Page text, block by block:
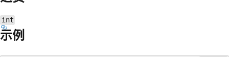
int
示例